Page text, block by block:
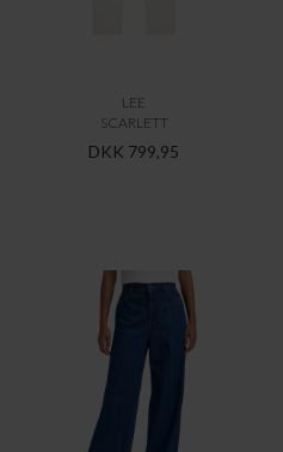
LEE
SCARLETT
DKK 799,95